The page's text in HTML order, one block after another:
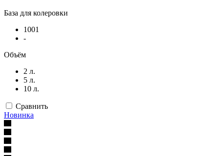
База для колеровки
1001
-
Объём
2 л.
5 л.
10 л.
Сравнить
Новинка